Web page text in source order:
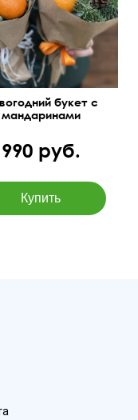
букет с
мандаринами
990 руб.